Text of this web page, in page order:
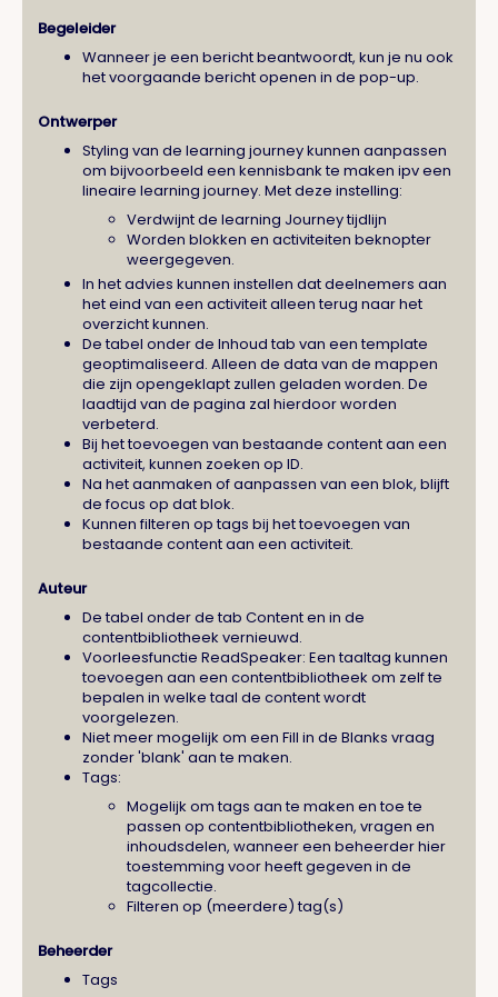
Begeleider
Wanneer je een bericht beantwoordt, kun je nu ook
het voorgaande bericht openen in de pop-up.
Ontwerper
Styling van de learning journey kunnen aanpassen
om bijvoorbeeld een kennisbank te maken ipv een
lineaire learning journey. Met deze instelling:
Verdwijnt de learning Journey tijdlijn
Worden blokken en activiteiten beknopter
weergegeven.
In het advies kunnen instellen dat deelnemers aan
het eind van een activiteit alleen terug naar het
overzicht kunnen.
De tabel onder de Inhoud tab van een template
geoptimaliseerd. Alleen de data van de mappen
die zijn opengeklapt zullen geladen worden. De
laadtijd van de pagina zal hierdoor worden
verbeterd.
Bij het toevoegen van bestaande content aan een
activiteit, kunnen zoeken op ID.
Na het aanmaken of aanpassen van een blok, blijft
de focus op dat blok.
Kunnen filteren op tags bij het toevoegen van
bestaande content aan een activiteit.
Auteur
De tabel onder de tab Content en in de
contentbibliotheek vernieuwd.
Voorleesfunctie ReadSpeaker: Een taaltag kunnen
toevoegen aan een contentbibliotheek om zelf te
bepalen in welke taal de content wordt
voorgelezen.
Niet meer mogelijk om een Fill in de Blanks vraag
zonder 'blank' aan te maken.
Tags:
Mogelijk om tags aan te maken en toe te
passen op contentbibliotheken, vragen en
inhoudsdelen, wanneer een beheerder hier
toestemming voor heeft gegeven in de
tagcollectie.
Filteren op (meerdere) tag(s)
Beheerder
Tags